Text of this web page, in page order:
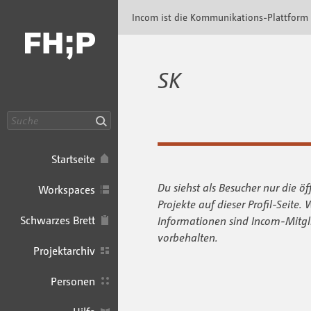
Startseite
Workspaces
Schwarzes Brett
Projektarchiv
Personen
Incom ist die Kommunikations-Plattform
SK
Du siehst als Besucher nur die
Projekte auf dieser Profil-Seite.
Informationen sind Incom-
vorbehalten.